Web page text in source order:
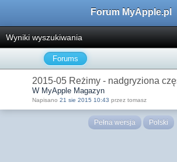
Forum MyApple.pl
Wyniki wyszukiwania
Forums
2015-05 Reżimy - nadgryziona
W MyApple Magazyn
Napisano 21 sie 2015 10:43 przez tomasz
Pełna wersja Polski